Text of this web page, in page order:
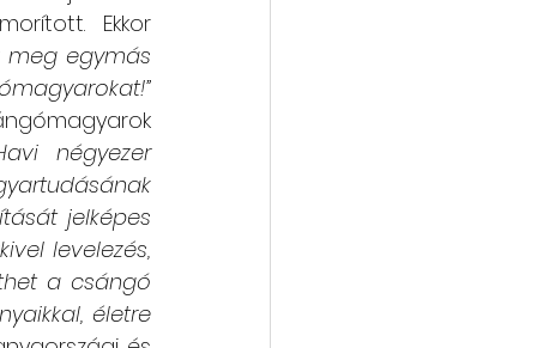
Ekkor
meg egymás
négyezer
jelképes
levelezés,
a csángó
életre